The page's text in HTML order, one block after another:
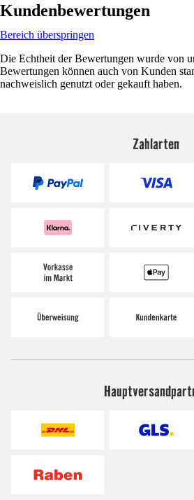
Kundenbewertungen
Bereich überspringen
Die Echtheit der Bewertungen wurde von
Bewertungen können auch von Kunden
nachweislich genutzt oder gekauft haben.
Zahlarten